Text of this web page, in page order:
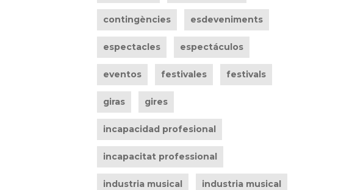
contingències esdeveniments
espectacles espectáculos
eventos festivales festivals
giras gires
incapacidad profesional
incapacitat professional
industria musical industria musical